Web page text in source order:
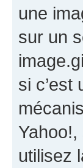
une
sur un
si c’est
utilisez